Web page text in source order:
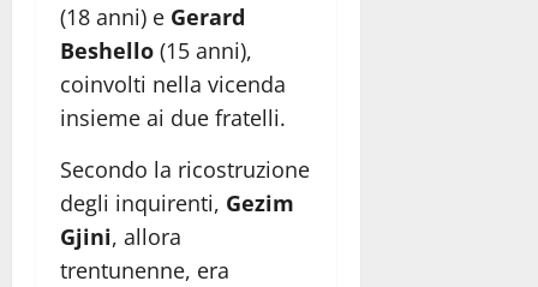
(18 anni) e Gerard
Beshello (15 anni),
coinvolti nella vicenda
insieme ai due fratelli.
Secondo la ricostruzione
degli inquirenti, Gezim
Gjini, allora
trentunenne, era